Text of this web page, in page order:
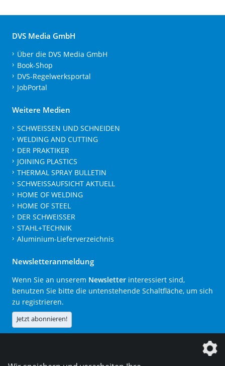
DVS Media GmbH
Über die DVS Media GmbH
Book-Shop
DVS-Regelwerksportal
JobPortal
Weitere Medien
SCHWEISSEN UND SCHNEIDEN
WELDING AND CUTTING
DER PRAKTIKER
JOINING PLASTICS
THERMAL SPRAY BULLETIN
SCHWEISSAUFSICHT AKTUELL
HOME OF WELDING
HOME OF STEEL
DER SCHWEISSER
STAHL+TECHNIK
Aluminium-Lieferverzeichnis
Newsletteranmeldung
Wenn Sie an unserem Newsletter interessiert sind,
benutzen Sie bitte die untenstehende Schaltfläche, um sich
zu registrieren.
Jetzt abonnieren!
Die DVS Media GmbH ist ein Unternehmen der